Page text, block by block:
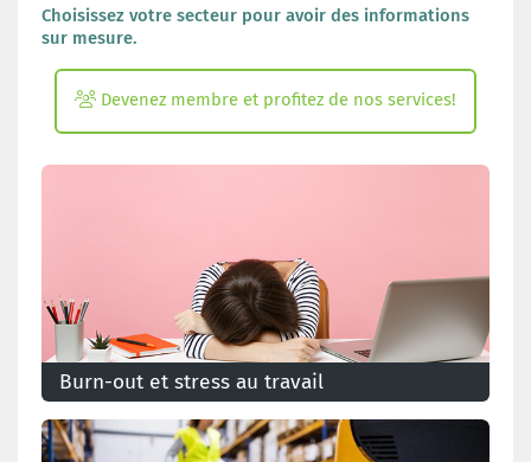
Choisissez votre secteur pour avoir des informations
sur mesure.
Devenez membre et profitez de nos services!
Burn-out et stress au travail
Il est important de parvenir à prévenir les risques
psychosociaux au sein de son entreprise